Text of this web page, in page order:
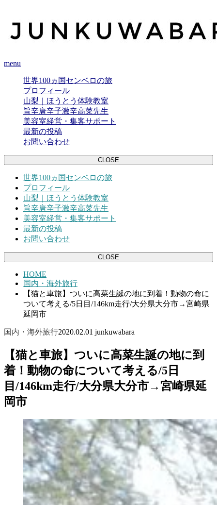
menu
世界100ヵ国センベロの旅
プロフィール
山梨｜ほうとう体験教室
旨辛唐辛子激辛高菜先生
美容室経営・集客サポート
最新の投稿
お問い合わせ
CLOSE
世界100ヵ国センベロの旅
プロフィール
山梨｜ほうとう体験教室
旨辛唐辛子激辛高菜先生
美容室経営・集客サポート
最新の投稿
お問い合わせ
CLOSE
HOME
国内・海外旅行
【猫と車旅】ついに高菜生誕の地に到着！動物の命に
ついて考える/5日目/146km走行/大分県大分市→宮崎県
延岡市
国内・海外旅行2020.02.01 junkuwabara
【猫と車旅】ついに高菜生誕の地に到
着！動物の命について考える/5日
目/146km走行/大分県大分市→宮崎県延
岡市